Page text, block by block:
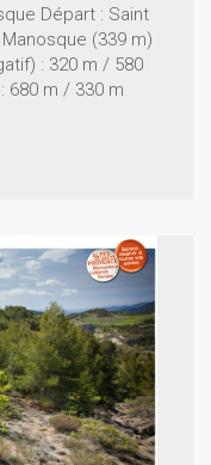
Départ : Saint
(339 m)
: 320 m / 580
680 m / 330 m